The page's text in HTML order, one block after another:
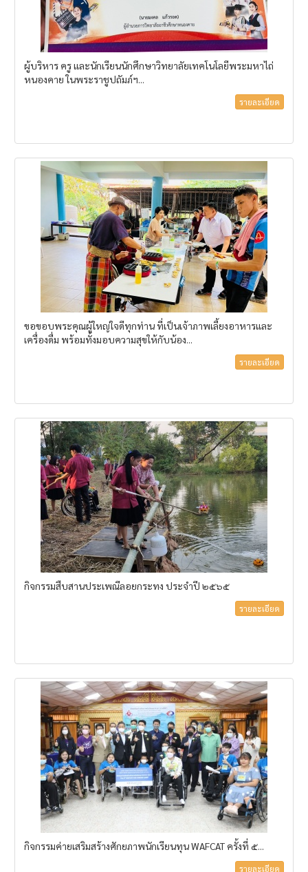
ผู้บริหาร ครู และนักเรียนนักศึกษาวิทยาลัยเทคโนโลยีพระมหาไถ่
หนองคาย ในพระราชูปถัมภ์ฯ...
รายละเอียด
ขอขอบพระคุณผู้ใหญ่ใจดีทุกท่าน ที่เป็นเจ้าภาพเลี้ยงอาหารและ
เครื่องดื่ม พร้อมทั้งมอบความสุขให้กับน้อง...
รายละเอียด
กิจกรรมสืบสานประเพณีลอยกระทง ประจำปี ๒๕๖๕
รายละเอียด
กิจกรรมค่ายเสริมสร้างศักยภาพนักเรียนทุน WAFCAT ครั้งที่ ๕...
รายละเอียด